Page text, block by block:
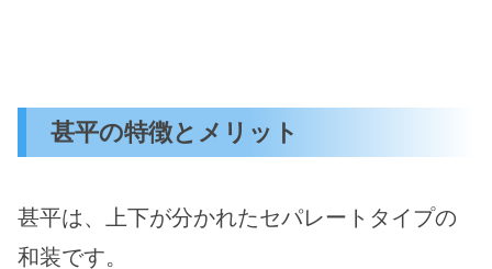
甚平の特徴とメリット
甚平は、上下が分かれたセパレートタイプの
和装です。